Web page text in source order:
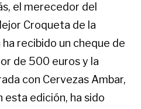
el merecedor del
Croqueta de la
recibido un cheque de
de 500 euros y la
con Cervezas Ambar,
esta edición, ha sido